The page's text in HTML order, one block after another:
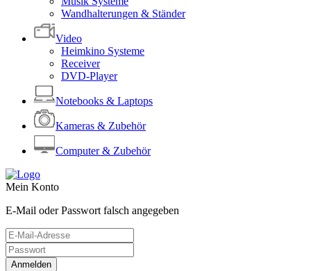
Wandhalterungen & Ständer
Video
Heimkino Systeme
Receiver
DVD-Player
Notebooks & Laptops
Kameras & Zubehör
Computer & Zubehör
Mein Konto
E-Mail oder Passwort falsch angegeben